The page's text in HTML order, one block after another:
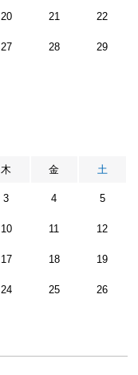
20 21 22
27 28 29
木 金 土
3 4 5
10 11 12
17 18 19
24 25 26